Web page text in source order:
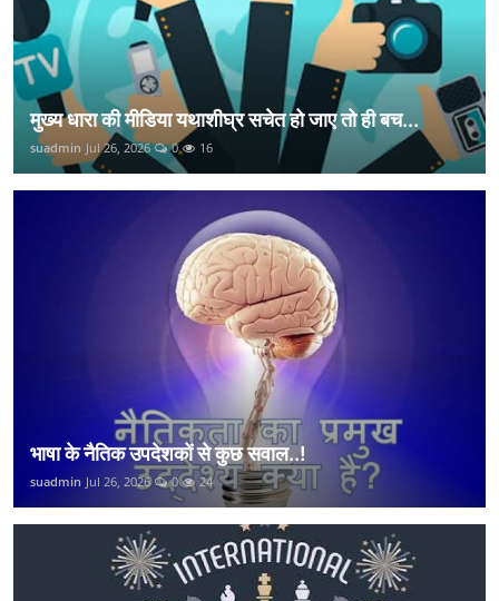
मुख्य धारा की मीडिया यथाशीघ्र सचेत हो जाए तो ही बच...
suadmin Jul 26, 2026 0 16
भाषा के नैतिक उपदेशकों से कुछ सवाल..!
suadmin Jul 26, 2026 0 24